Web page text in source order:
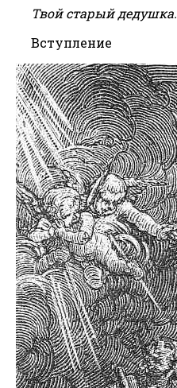
Твой старый дедушка.
Вступление